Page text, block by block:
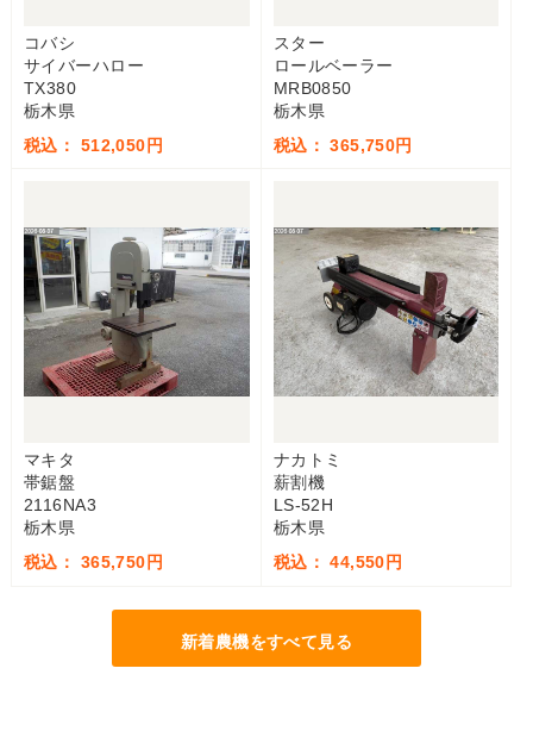
コバシ
サイバーハロー
TX380
栃木県
税込： 512,050円
スター
ロールベーラー
MRB0850
栃木県
税込： 365,750円
マキタ
帯鋸盤
2116NA3
栃木県
税込： 365,750円
ナカトミ
薪割機
LS-52H
栃木県
税込： 44,550円
新着農機をすべて見る